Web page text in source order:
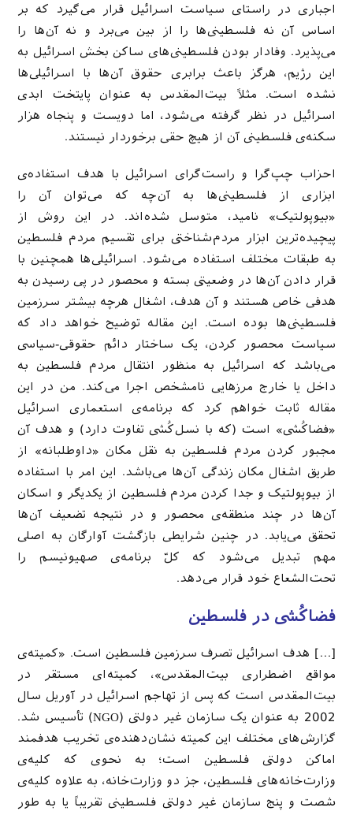
اجباری در راستای سیاست اسرائیل قرار می‌گیرد که بر
اساس آن نه فلسطینی‌ها را از بین می‌برد و نه آن‌ها را
می‌پذیرد. وفادار بودن فلسطینی‌های ساکن بخش اسرائیل به
این رژیم، هرگز باعث برابری حقوق آن‌ها با اسرائیلی‌ها
نشده است. مثلاً بیت‌المقدس به عنوان پایتخت ابدی
اسرائیل در نظر گرفته می‌شود، اما دویست و پنجاه هزار
سکنه‌ی فلسطینی آن از هیچ حقی برخوردار نیستند.
احزاب چپ‌گرا و راست‌گرای اسرائیل با هدف استفاده‌ی
ابزاری از فلسطینی‌ها به آن‌چه که می‌توان آن را
«بیوپولتیک» نامید، متوسل شده‌اند. در این روش از
پیچیده‌ترین ابزار مردم‌شناختی برای تقسیم مردم فلسطین
به طبقات مختلف استفاده می‌شود. اسرائیلی‌ها همچنین با
قرار دادن آن‌ها در وضعیتی بسته و محصور در پی رسیدن به
هدفی خاص هستند و آن هدف، اشغال هرچه بیشتر سرزمین
فلسطینی‌ها بوده است. این مقاله توضیح خواهد داد که
سیاست محصور کردن، یک ساختار دائم حقوقی-سیاسی
می‌باشد که اسرائیل به منظور انتقال مردم فلسطین به
داخل یا خارج مرزهایی نامشخص اجرا می‌کند. من در این
مقاله ثابت خواهم کرد که برنامه‌ی استعماری اسرائیل
«فضاکُشی» است (که با نسل‌کُشی تفاوت دارد) و هدف آن
مجبور کردن مردم فلسطین به نقل مکان «داوطلبانه» از
طریق اشغال مکان زندگی آن‌ها می‌باشد. این امر با استفاده
از بیوپولتیک و جدا کردن مردم فلسطین از یکدیگر و اسکان
آن‌ها در چند منطقه‌ی محصور و در نتیجه تضعیف آن‌ها
تحقق می‌یابد. در چنین شرایطی بازگشت آوارگان به اصلی
مهم تبدیل می‌شود که کلّ برنامه‌ی صهیونیسم را
تحت‌الشعاع خود قرار می‌دهد.
فضا‌کُشی در فلسطین
[…] هدف اسرائیل تصرف سرزمین فلسطین است. «کمیته‌ی
مواقع اضطراری بیت‌المقدس»، کمیته‌ای مستقر در
بیت‌المقدس است که پس از تهاجم اسرائیل در آوریل سال
2002 به عنوان یک سازمان غیر دولتی (NGO) تأسیس شد.
گزارش‌های مختلف این کمیته نشان‌دهنده‌ی تخریب هدفمند
اماکن دولتی فلسطین است؛ به نحوی که کلیه‌ی
وزارت‌خانه‌های فلسطین، جز دو وزارت‌خانه، به علاوه کلیه‌ی
شصت و پنج سازمان غیر دولتی فلسطینی تقریباً یا به طور